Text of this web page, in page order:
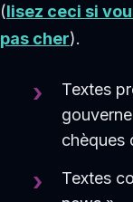
(lisez ceci si
pas cher).
Textes
chèques
Textes